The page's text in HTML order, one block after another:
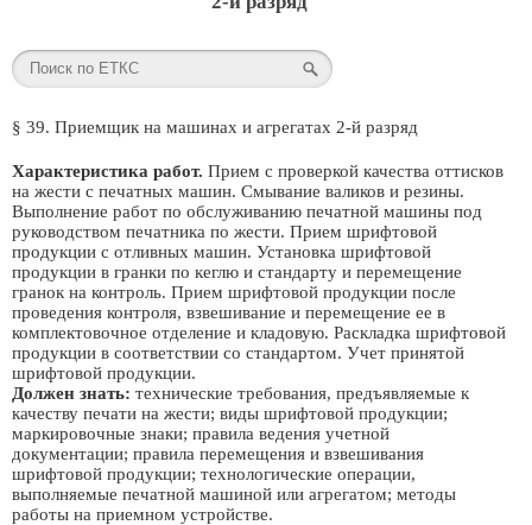
§ 39. Приемщик на машинах и агрегатах 2-й разряд
Характеристика работ. Прием с проверкой качества оттисков
на жести с печатных машин. Смывание валиков и резины.
Выполнение работ по обслуживанию печатной машины под
руководством печатника по жести. Прием шрифтовой
продукции с отливных машин. Установка шрифтовой
продукции в гранки по кеглю и стандарту и перемещение
гранок на контроль. Прием шрифтовой продукции после
проведения контроля, взвешивание и перемещение ее в
комплектовочное отделение и кладовую. Раскладка шрифтовой
продукции в соответствии со стандартом. Учет принятой
шрифтовой продукции.
Должен знать: технические требования, предъявляемые к
качеству печати на жести; виды шрифтовой продукции;
маркировочные знаки; правила ведения учетной
документации; правила перемещения и взвешивания
шрифтовой продукции; технологические операции,
выполняемые печатной машиной или агрегатом; методы
работы на приемном устройстве.